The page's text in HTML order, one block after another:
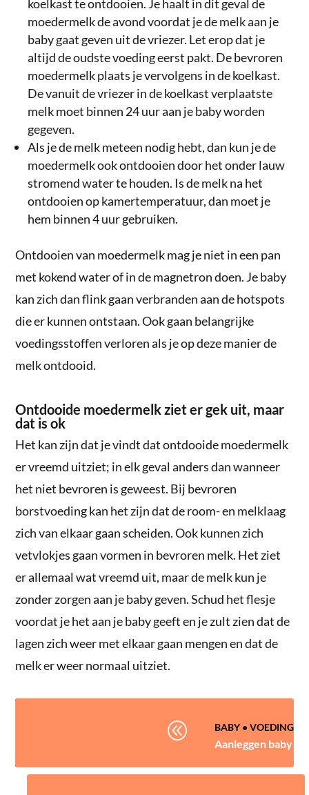
koelkast te ontdooien. Je haalt in dit geval de
moedermelk de avond voordat je de melk aan je
baby gaat geven uit de vriezer. Let erop dat je
altijd de oudste voeding eerst pakt. De bevroren
moedermelk plaats je vervolgens in de koelkast.
De vanuit de vriezer in de koelkast verplaatste
melk moet binnen 24 uur aan je baby worden
gegeven.
Als je de melk meteen nodig hebt, dan kun je de
moedermelk ook ontdooien door het onder lauw
stromend water te houden. Is de melk na het
ontdooien op kamertemperatuur, dan moet je
hem binnen 4 uur gebruiken.
Ontdooien van moedermelk mag je niet in een pan
met kokend water of in de magnetron doen. Je baby
kan zich dan flink gaan verbranden aan de hotspots
die er kunnen ontstaan. Ook gaan belangrijke
voedingsstoffen verloren als je op deze manier de
melk ontdooid.
Ontdooide moedermelk ziet er gek uit, maar
dat is ok
Het kan zijn dat je vindt dat ontdooide moedermelk
er vreemd uitziet; in elk geval anders dan wanneer
het niet bevroren is geweest. Bij bevroren
borstvoeding kan het zijn dat de room- en melklaag
zich van elkaar gaan scheiden. Ook kunnen zich
vetvlokjes gaan vormen in bevroren melk. Het ziet
er allemaal wat vreemd uit, maar de melk kun je
zonder zorgen aan je baby geven. Schud het flesje
voordat je het aan je baby geeft en je zult zien dat de
lagen zich weer met elkaar gaan mengen en dat de
melk er weer normaal uitziet.
@ BABY• VOEDING
Aanleggen baby